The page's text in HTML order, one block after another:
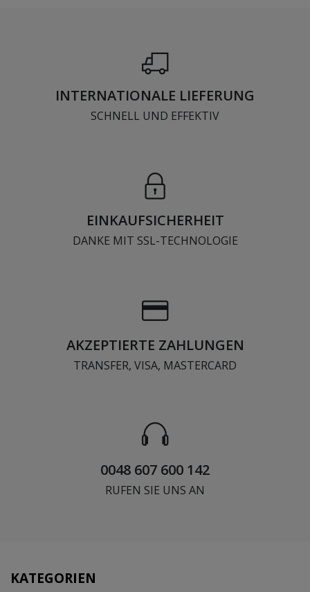
INTERNATIONALE LIEFERUNG
SCHNELL UND EFFEKTIV
EINKAUFSICHERHEIT
DANKE MIT SSL-TECHNOLOGIE
AKZEPTIERTE ZAHLUNGEN
TRANSFER, VISA, MASTERCARD
0048 607 600 142
RUFEN SIE UNS AN
KATEGORIEN